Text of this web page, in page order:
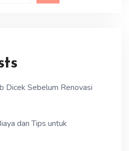
Dicek Sebelum Renovasi
dan Tips untuk